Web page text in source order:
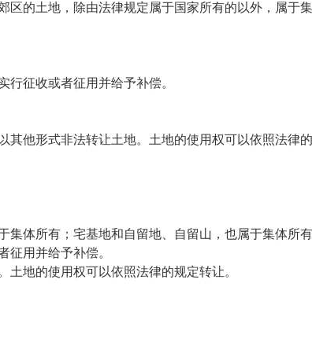
的土地，除由法律规定属于国家所有的以外，属于
征收或者征用并给予补偿。
他形式非法转让土地。土地的使用权可以依照法律
体所有；宅基地和自留地、自留山，也属于集体所有
征用并给予补偿。
地的使用权可以依照法律的规定转让。